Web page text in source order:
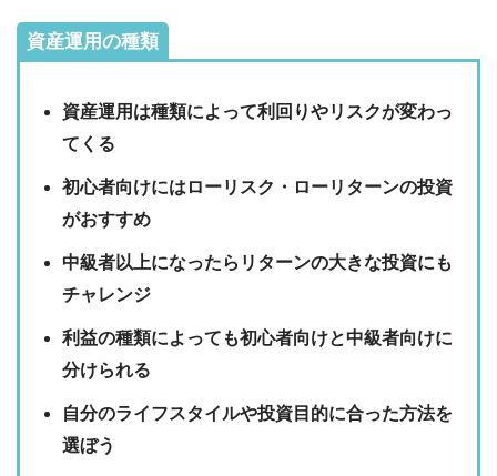
資産運用の種類
資産運用は種類によって利回りやリスクが変わっ
てくる
初心者向けにはローリスク・ローリターンの投資
がおすすめ
中級者以上になったらリターンの大きな投資にも
チャレンジ
利益の種類によっても初心者向けと中級者向けに
分けられる
自分のライフスタイルや投資目的に合った方法を
選ぼう